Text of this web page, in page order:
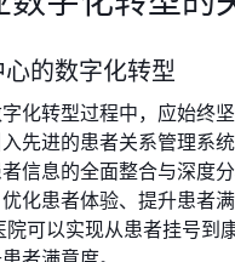
的数字化转型
化转型过程中，应始终
先进的患者关系管理系
信息的全面整合与深度
化患者体验、提升患者满
可以实现从患者挂号到